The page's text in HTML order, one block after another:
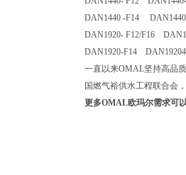
DAN1440 -F14
DAN1920- F12/F16
DAN1920-F14
一直以来OMAL坚持高品
国燃气裕供水工程联合会
更多OMAL欧玛尔需求可